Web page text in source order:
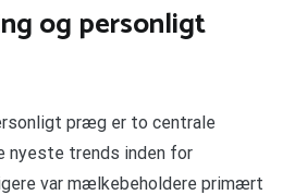
og personligt
præg er to centrale
nyeste trends inden for
var mælkebeholdere primært